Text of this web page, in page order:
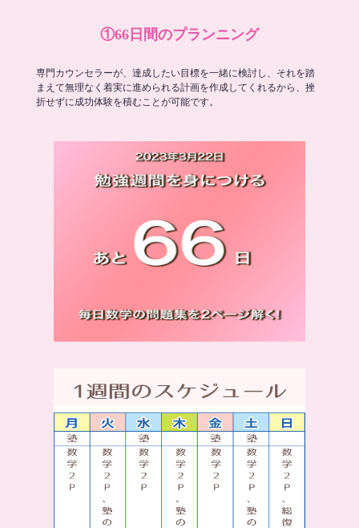
①66日間のプランニング
専門カウンセラーが、達成したい目標を一緒に検討し、それを踏
まえて無理なく着実に進められる計画を作成してくれるから、挫
折せずに成功体験を積むことが可能です。